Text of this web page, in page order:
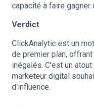
capacité à faire gagner
Verdict
ClickAnalytic est un
de premier plan,
inégalés. C'est un
marketeur digital
d'influence.